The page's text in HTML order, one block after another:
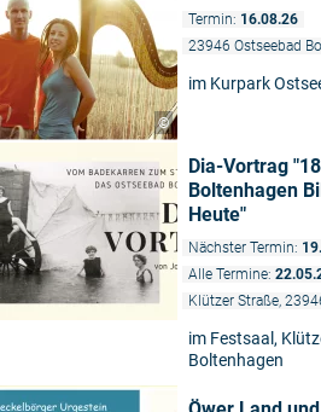
©
Termin: 16.08.26
23946 Ostseebad
im Kurpark
Dia-Vortrag
Boltenhagen
Heute"
Nächster Termin:
Alle Termine:
Klützer Straße,
im Festsaal,
Boltenhagen